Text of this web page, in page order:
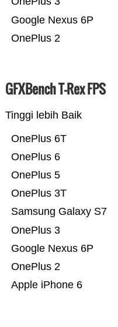
OnePlus 2
Google Nexus 6P
GFXBench T-Rex FPS
Tinggi lebih Baik
Apple iPhone 6
OnePlus 2
Google Nexus 6P
OnePlus 3
Samsung Galaxy S7
OnePlus 3T
OnePlus 5
OnePlus 6
OnePlus 6T